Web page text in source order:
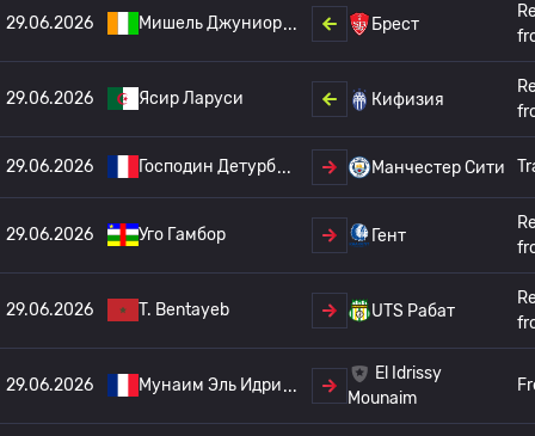
29.06.2026 Мишель Джуниор Брест
29.06.2026 Ясир Ларуси Кифизия
29.06.2026 Господин Детурб Манчестер Сити
29.06.2026 Уго Гамбор Гент
29.06.2026 T. Bentayeb UTS Рабат
29.06.2026 Мунаим Эль Идри
El Idrissy
Mounaim